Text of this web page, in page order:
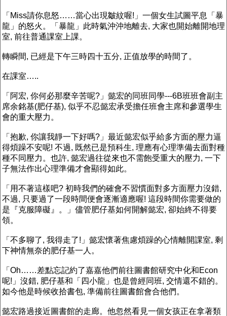
「Miss請你息怒……當心出現皺紋喔!」一個女生試圖平息「暴
龍」的怒火。「暴龍」此時氣沖沖地離去, 大家也開始離開地理
室, 前往普通課室上課。
轉瞬間, 已經是下午三時四十五分, 正值放學的時間了。
在課室…..
「阿宏, 你何必那麼辛苦呢?」懿宏的同班同學---6B班班會副主
席余銘基(肥仔基), 似乎不忍懿宏承受擔任班會主席和參選學生
會的重大壓力。
「抱歉, 你讓我靜一下好嗎?」最近懿宏似乎給多方面的壓力逼
得煩躁不安呢! 不過, 既然已是預科生, 理應有心理準備去面對種
種不同壓力。也許, 懿宏過往從來也不需飽受重大的壓力, 一下
子無法作出心理準備才會顯得如此。
「用不著這樣吧? 初時我們的確會不習慣面對多方面壓力沒錯,
不過, 只要過了一段時間便會逐漸適應喔! 這段時間你需要做的
是『克服障礙』。」儘管肥仔基如何開解懿宏, 卻始終不得要
領。
「不多聊了, 我得走了!」懿宏懷著焦慮煩躁的心情離開課室, 剩
下神情無奈的肥仔基一人。
「Oh……差點忘記約了嘉嘉他們前往圖書館研究中化和Econ
呢!」沒錯, 肥仔基和「四小龍」也是曾經同班, 交情還不錯的。
如今他是時候收拾書包, 準備前往圖書館會合他們。
懿宏路過接近圖書館的走廊。他忽然看見一個女孩正在拿著類